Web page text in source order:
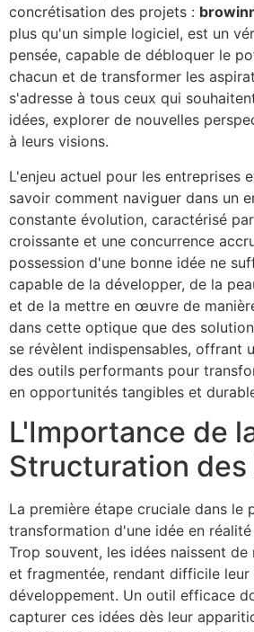
concrétisation des projets :
plus qu'un simple logiciel, est un
pensée, capable de débloquer le
chacun et de transformer les
s'adresse à tous ceux qui
idées, explorer de nouvelles
à leurs visions.
L'enjeu actuel pour les entreprises
savoir comment naviguer dans un
constante évolution, caractérisé
croissante et une concurrence
possession d'une bonne idée ne
capable de la développer, de la
et de la mettre en œuvre de
dans cette optique que des
se révèlent indispensables, offrant
des outils performants pour
en opportunités tangibles et
L'Importance de
Structuration des
La première étape cruciale dans le
transformation d'une idée en
Trop souvent, les idées naissent
et fragmentée, rendant difficile leur
développement. Un outil efficace
capturer ces idées dès leur